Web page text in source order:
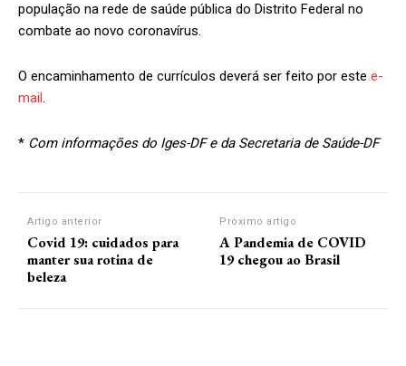
população na rede de saúde pública do Distrito Federal no
combate ao novo coronavírus.
O encaminhamento de currículos deverá ser feito por este e-
mail .
* Com informações do Iges-DF e da Secretaria de Saúde-DF
Artigo anterior
Covid 19: cuidados para
manter sua rotina de
beleza
Próximo artigo
A Pandemia de COVID
19 chegou ao Brasil